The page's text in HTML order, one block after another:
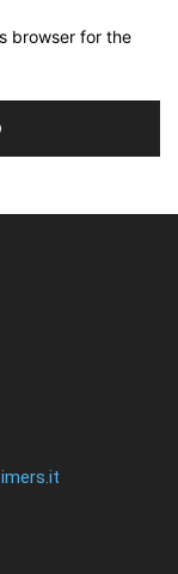
browser for the